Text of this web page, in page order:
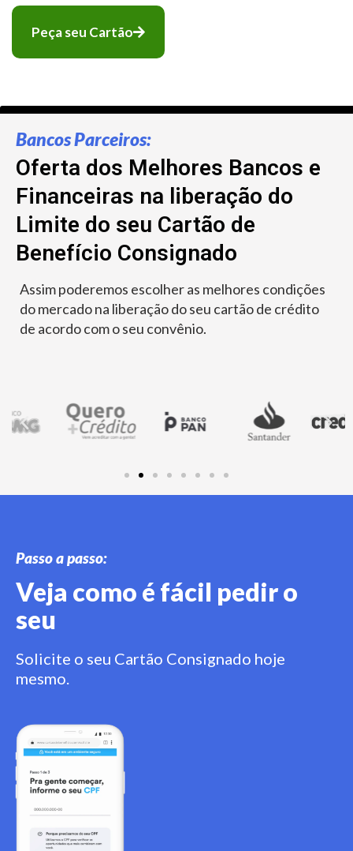
Peça seu Cartão
Bancos Parceiros:
Oferta dos Melhores Bancos e
Financeiras na liberação do
Limite do seu Cartão de
Benefício Consignado
Assim poderemos escolher as melhores condições
do mercado na liberação do seu cartão de crédito
de acordo com o seu convênio.
Passo a passo:
Veja como é fácil pedir o
seu
Solicite o seu Cartão Consignado hoje
mesmo.